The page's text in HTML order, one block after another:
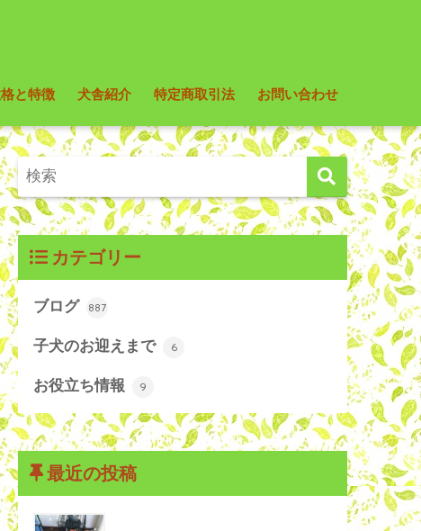
と特徴 犬舎紹介 特定商取引法 お問い合わせ
カテゴリー
ブログ 887
子犬のお迎えまで 6
お役立ち情報 9
最近の投稿